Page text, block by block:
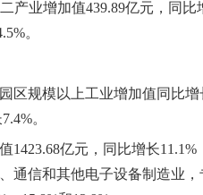
产业增加值439.89亿元，同
。
规模以上工业增加值同比增
。
亿元，同比增长11.1%
通信和其他电子设备制造业